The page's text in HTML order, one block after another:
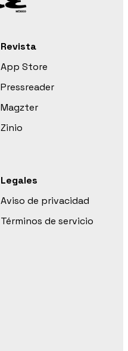
Revista
App Store
Pressreader
Magzter
Zinio
Legales
Aviso de privacidad
Términos de servicio